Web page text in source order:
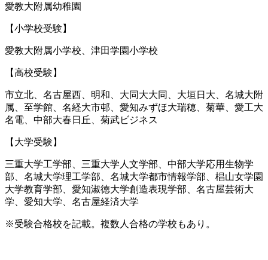
愛教大附属幼稚園
【小学校受験】
愛教大附属小学校、津田学園小学校
【高校受験】
市立北、名古屋西、明和、大同大大同、大垣日大、名城大附
属、至学館、名経大市邨、愛知みずほ大瑞穂、菊華、愛工大
名電、中部大春日丘、菊武ビジネス
【大学受験】
三重大学工学部、三重大学人文学部、中部大学応用生物学
部、名城大学理工学部、名城大学都市情報学部、椙山女学園
大学教育学部、愛知淑徳大学創造表現学部、名古屋芸術大
学、愛知大学、名古屋経済大学
※受験合格校を記載。複数人合格の学校もあり。